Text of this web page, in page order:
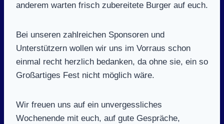
anderem warten frisch zubereitete Burger auf euch.
Bei unseren zahlreichen Sponsoren und
Unterstützern wollen wir uns im Vorraus schon
einmal recht herzlich bedanken, da ohne sie, ein so
Großartiges Fest nicht möglich wäre.
Wir freuen uns auf ein unvergessliches
Wochenende mit euch, auf gute Gespräche,